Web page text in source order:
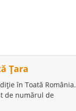
Țara
în Toată România.
de numărul de